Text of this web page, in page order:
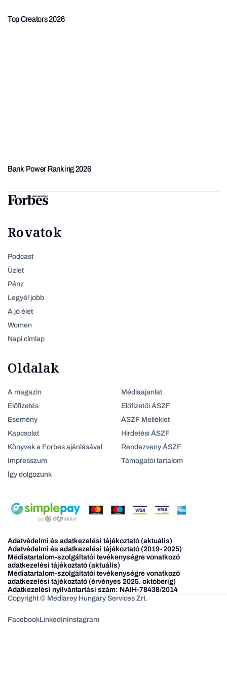
Top Creators 2026
Bank Power Ranking 2026
Rovatok
Podcast
Üzlet
Pénz
Legyél jobb
A jó élet
Women
Napi címlap
Oldalak
A magazin
Előfizetés
Esemény
Kapcsolat
Könyvek a Forbes ajánlásával
Impresszum
Így dolgozunk
Médiaajanlat
Előfizetői ÁSZF
ÁSZF Melléklet
Hirdetési ÁSZF
Rendezveny ÁSZF
Támogatói tartalom
Adatvédelmi és adatkezelési tájékoztató (aktuális)
Adatvédelmi és adatkezelési tájékoztató (2019-2025)
Médiatartalom-szolgáltatói tevékenységre vonatkozó
adatkezelési tájékoztató (aktuális)
Médiatartalom-szolgáltatói tevékenységre vonatkozó
adatkezelési tájékoztató (érvényes 2025. októberig)
Adatkezelési nyilvántartási szám: NAIH-78438/2014
Copyright © Mediarey Hungary Services Zrt.
FacebookLinkedInInstagram